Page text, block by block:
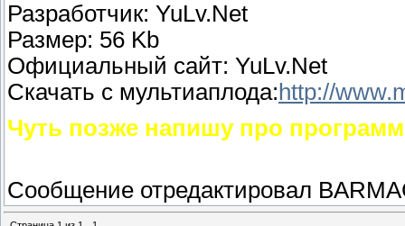
Разработчик: YuLv.Net
Размер: 56 Kb
Официальный сайт: YuLv.Net
Скачать с мультиаплода: http://
Чуть позже напишу про
Сообщение отредактировал